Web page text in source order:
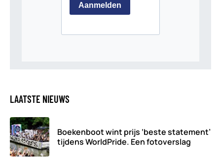
LAATSTE NIEUWS
Boekenboot wint prijs ‘beste statement’
tijdens WorldPride. Een fotoverslag